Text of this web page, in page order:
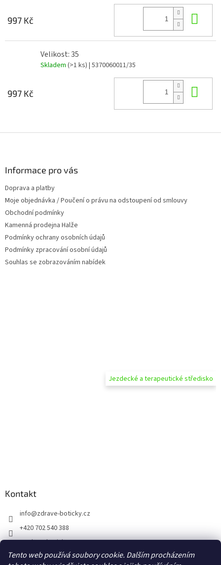
Tento web používá soubory cookie. Dalším procházením
997 Kč
Velikost: 35
Skladem (>1 ks) | 5370060011/35
997 Kč
Informace pro vás
Doprava a platby
Moje objednávka / Poučení o právu na odstoupení od smlouvy
Obchodní podmínky
Kamenná prodejna Halže
Podmínky ochrany osobních údajů
Podmínky zpracování osobní údajů
Souhlas se zobrazováním nabídek
Jezdecké a terapeutické středisko
Kontakt
info@zdrave-boticky.cz
+420 702 540 388
@zdraveboticky
zdraveboticky